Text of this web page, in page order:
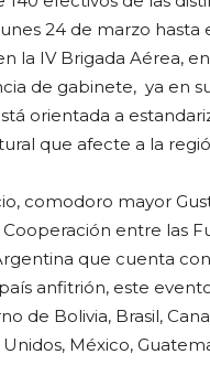
24 de marzo hasta
la IV Brigada Aérea,
de gabinete, ya en
orientada a
que afecte a la
comodoro mayor
entre las
que cuenta
anfitrión, este
de Bolivia, Brasil,
México,